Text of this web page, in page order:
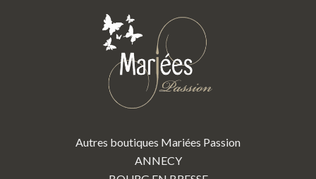
Autres boutiques Mariées Passion
ANNECY